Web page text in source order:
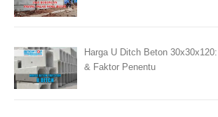
Harga U Ditch Beton
& Faktor Penentu